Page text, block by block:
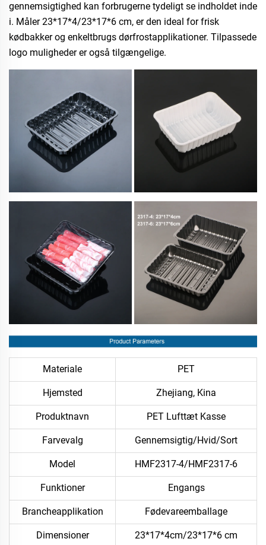
gennemsigtighed kan forbrugerne tydeligt se indholdet inde
i. Måler 23*17*4/23*17*6 cm, er den ideal for frisk
kødbakker og enkeltbrugs dørfrostapplikationer. Tilpassede
logo muligheder er også tilgængelige.​
Materiale PET
Hjemsted Zhejiang, Kina
Produktnavn PET Lufttæt Kasse
Farvevalg Gennemsigtig/Hvid/Sort
Model HMF2317-4/HMF2317-6
Funktioner Engangs
Brancheapplikation Fødevareemballage
Dimensioner 23*17*4cm/23*17*6 cm